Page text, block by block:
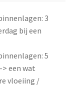
3
bij een
5
-> een wat
vloeiing /